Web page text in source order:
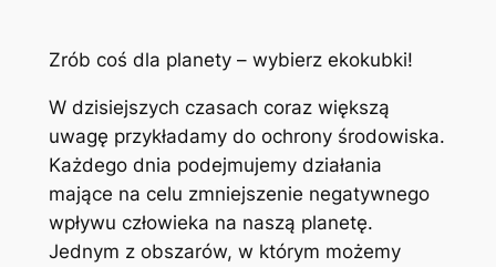
Zrób coś dla planety – wybierz ekokubki!
W dzisiejszych czasach coraz większą
uwagę przykładamy do ochrony środowiska.
Każdego dnia podejmujemy działania
mające na celu zmniejszenie negatywnego
wpływu człowieka na naszą planetę.
Jednym z obszarów, w którym możemy